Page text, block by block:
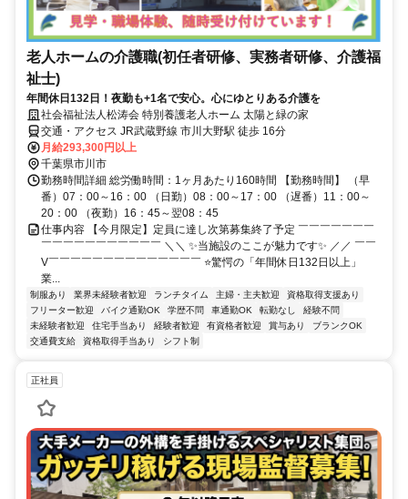
老人ホームの介護職(初任者研修、実務者研修、介護福
祉士)
年間休日132日！夜勤も+1名で安心。心にゆとりある介護を
社会福祉法人松涛会 特別養護老人ホーム 太陽と緑の家
交通・アクセス JR武蔵野線 市川大野駅 徒歩 16分
月給293,300円以上
千葉県市川市
勤務時間詳細 総労働時間：1ヶ月あたり160時間 【勤務時間】 （早
番）07：00～16：00 （日勤）08：00～17：00 （遅番）11：00～
20：00 （夜勤）16：45～翌08：45
仕事内容 【今月限定】定員に達し次第募集終了予定 ￣￣￣￣￣￣￣
￣￣￣￣￣￣￣￣￣￣￣ ＼＼ ✨当施設のここが魅力です✨ ／／ ￣￣
V￣￣￣￣￣￣￣￣￣￣￣￣￣￣ ⭐驚愕の「年間休日132日以上」
業...
制服あり 業界未経験者歓迎 ランチタイム 主婦・主夫歓迎
資格取得支援あり
フリーター歓迎
バイク通勤OK 学歴不問 車通勤OK 転勤なし
経験不問
未経験者歓迎
住宅手当あり 経験者歓迎 有資格者歓迎 賞与あり
ブランクOK
交通費支給
資格取得手当あり シフト制
正社員